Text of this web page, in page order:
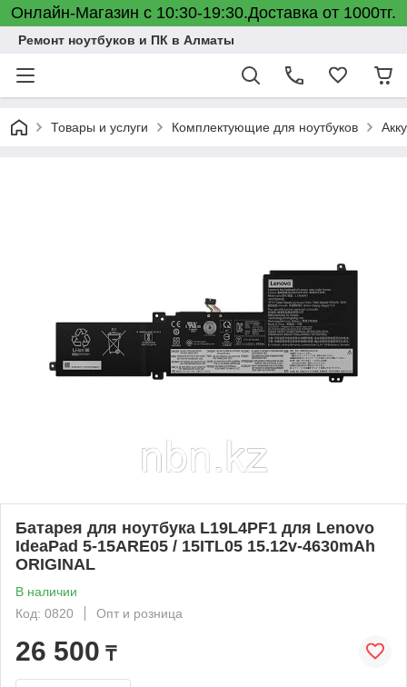
Онлайн-Магазин с 10:30-19:30.Доставка от 1000тг.
Ремонт ноутбуков и ПК в Алматы
Товары и услуги Комплектующие для ноутбуков
Батарея для ноутбука L19L4PF1 для Lenovo
IdeaPad 5-15ARE05 / 15ITL05 15.12v-4630mAh
ORIGINAL
В наличии
Код: 0820
Опт и розница
26 500 ₸